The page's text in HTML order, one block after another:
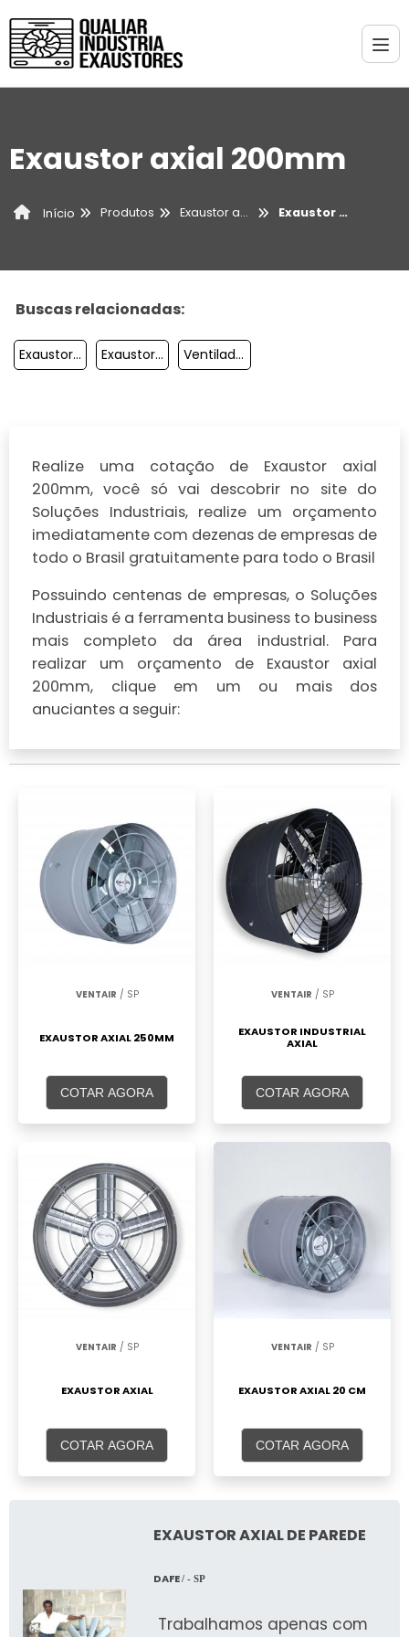
Exaustor axial 200mm
Início Produtos Exaustor axial Exaustor axial 200mm
Buscas relacionadas:
Exaustor Axial 100mm Exaustor Axial 150mm Ventiladores Axiais Industriais
Realize uma cotação de Exaustor axial
200mm, você só vai descobrir no site do
Soluções Industriais, realize um orçamento
imediatamente com dezenas de empresas de
todo o Brasil gratuitamente para todo o Brasil
Possuindo centenas de empresas, o Soluções
Industriais é a ferramenta business to business
mais completo da área industrial. Para
realizar um orçamento de Exaustor axial
200mm, clique em um ou mais dos
anuciantes a seguir:
VENTAIR / SP
EXAUSTOR AXIAL 250MM
COTAR AGORA
VENTAIR / SP
EXAUSTOR INDUSTRIAL
AXIAL
COTAR AGORA
VENTAIR / SP
EXAUSTOR AXIAL
COTAR AGORA
VENTAIR / SP
EXAUSTOR AXIAL 20 CM
COTAR AGORA
EXAUSTOR AXIAL DE PAREDE
DAFE/ - SP
Trabalhamos apenas com